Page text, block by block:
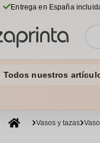
Entrega en España
Todos nuestros
Vasos y tazas